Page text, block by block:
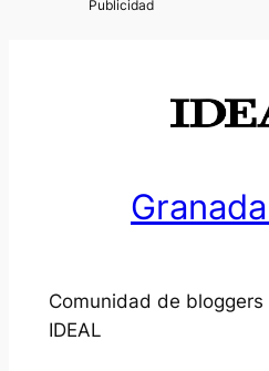
Comunidad de
IDEAL